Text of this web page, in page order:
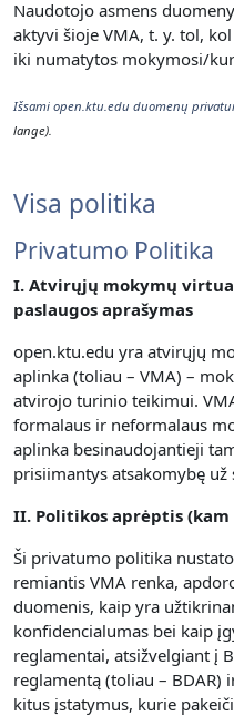
Naudotojo asmens
aktyvi šioje VMA, t. y. tol,
iki numatytos mokymosi/
Išsami open.ktu.edu duomenų
lange).
Visa politika
Privatumo Politika
I. Atvirųjų mokymų
paslaugos aprašymas
open.ktu.edu yra atvirųjų
aplinka (toliau – VMA) –
atvirojo turinio teikimui.
formalaus ir neformalaus
aplinka besinaudojantieji
prisiimantys atsakomybę
II. Politikos aprėptis
Ši privatumo politika
remiantis VMA renka,
duomenis, kaip yra
konfidencialumas bei kaip
reglamentai, atsižvelgiant į
reglamentą (toliau –
kitus įstatymus, kurie